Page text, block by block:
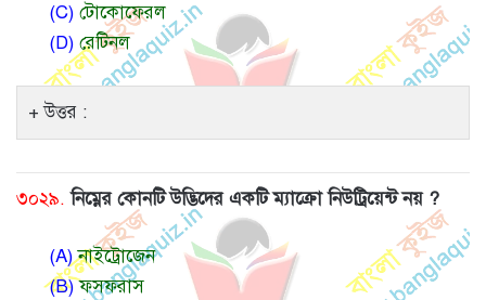
(C) টোকোফেরল
(D) রেটিনল
উত্তর :
৩০২৯. নিম্নের কোনটি উদ্ভিদের একটি ম্যাক্রো নিউট্রিয়েন্ট নয় ?
(A)নাইট্রোজেন
(B)ফসফরাস